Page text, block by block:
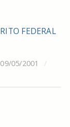
FEDERAL
09/05/2001